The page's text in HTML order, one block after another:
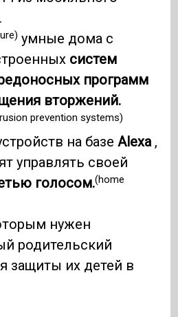
умные дома с
систем
программ
вторжений.
prevention systems)
на базеAlexa,
управлять своей
голосом.(home
нужен
родительский
защиты их детей в